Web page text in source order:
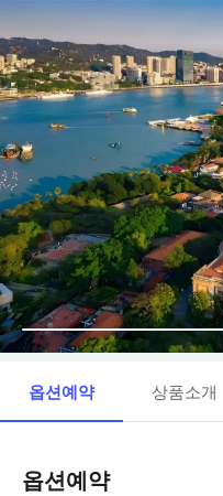
옵션예약 상품소개
옵션예약